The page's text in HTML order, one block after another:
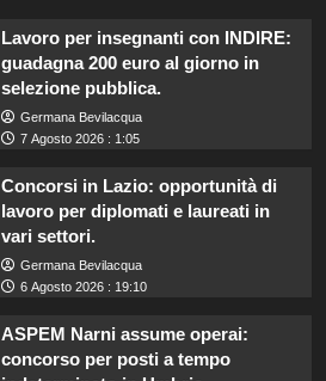
Lavoro per insegnanti con INDIRE:
guadagna 200 euro al giorno in
selezione pubblica.
Germana Bevilacqua
7 Agosto 2026 : 1:05
Concorsi in Lazio: opportunità di
lavoro per diplomati e laureati in
vari settori.
Germana Bevilacqua
6 Agosto 2026 : 19:10
ASPEM Narni assume operai:
concorso per posti a tempo